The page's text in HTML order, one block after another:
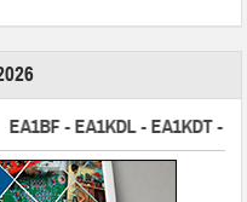
- EA1KDL - EA1KDT -